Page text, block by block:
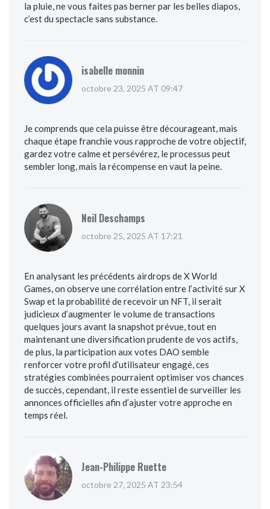
la pluie, ne vous faites pas berner par les belles diapos,
c’est du spectacle sans substance.
isabelle monnin
octobre 23, 2025 AT 09:47
Je comprends que cela puisse être décourageant, mais
chaque étape franchie vous rapproche de votre objectif,
gardez votre calme et persévérez, le processus peut
sembler long, mais la récompense en vaut la peine.
Neil Deschamps
octobre 25, 2025 AT 17:21
En analysant les précédents airdrops de X World
Games, on observe une corrélation entre l’activité sur X
Swap et la probabilité de recevoir un NFT, il serait
judicieux d’augmenter le volume de transactions
quelques jours avant la snapshot prévue, tout en
maintenant une diversification prudente de vos actifs,
de plus, la participation aux votes DAO semble
renforcer votre profil d’utilisateur engagé, ces
stratégies combinées pourraient optimiser vos chances
de succès, cependant, il reste essentiel de surveiller les
annonces officielles afin d’ajuster votre approche en
temps réel.
Jean-Philippe Ruette
octobre 27, 2025 AT 23:54